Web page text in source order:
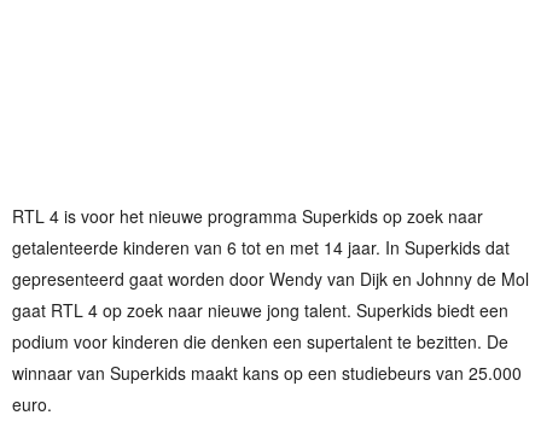
RTL 4 is voor het nieuwe programma Superkids op zoek naar
getalenteerde kinderen van 6 tot en met 14 jaar. In Superkids dat
gepresenteerd gaat worden door Wendy van Dijk en Johnny de Mol
gaat RTL 4 op zoek naar nieuwe jong talent. Superkids biedt een
podium voor kinderen die denken een supertalent te bezitten. De
winnaar van Superkids maakt kans op een studiebeurs van 25.000
euro.